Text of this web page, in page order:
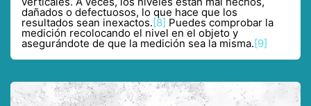
dañados o defectuosos, lo que hace que los
resultados sean inexactos. [8] Puedes comprobar la
medición recolocando el nivel en el objeto y
asegurándote de que la medición sea la misma. [9]